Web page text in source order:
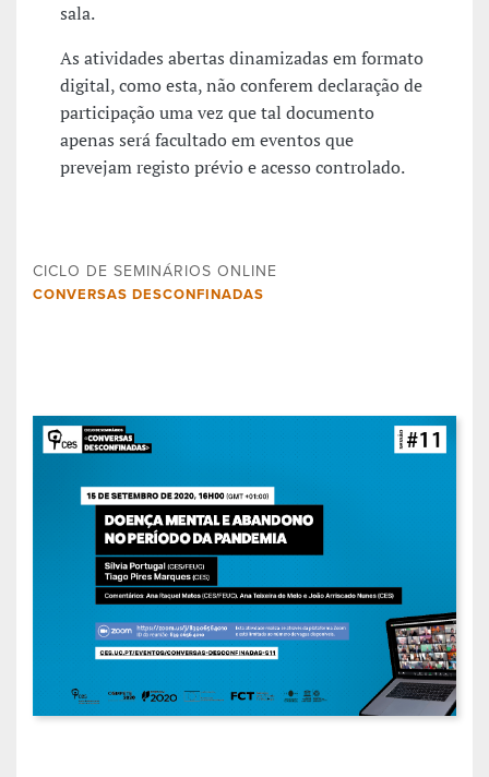
sala.
As atividades abertas dinamizadas em formato
digital, como esta, não conferem declaração de
participação uma vez que tal documento
apenas será facultado em eventos que
prevejam registo prévio e acesso controlado.
CICLO DE SEMINÁRIOS ONLINE
CONVERSAS DESCONFINADAS